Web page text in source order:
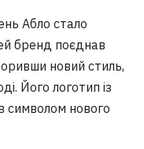
Абло стало
бренд поєднав
новий стиль,
Його логотип із
символом нового